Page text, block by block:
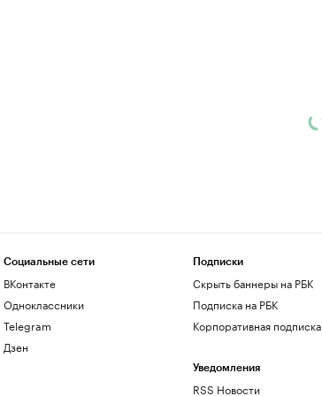
Социальные сети
ВКонтакте
Одноклассники
Telegram
Дзен
Подписки
Скрыть баннеры на РБК
Подписка на РБК
Корпоративная подписка
Уведомления
RSS Новости